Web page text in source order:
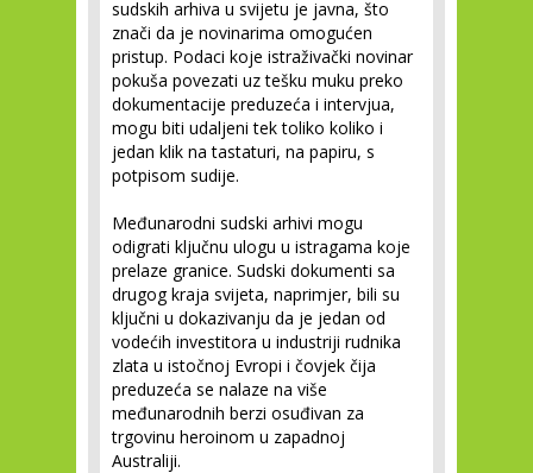
sudskih arhiva u svijetu je javna, što
znači da je novinarima omogućen
pristup. Podaci koje istraživački novinar
pokuša povezati uz tešku muku preko
dokumentacije preduzeća i intervjua,
mogu biti udaljeni tek toliko koliko i
jedan klik na tastaturi, na papiru, s
potpisom sudije.
Međunarodni sudski arhivi mogu
odigrati ključnu ulogu u istragama koje
prelaze granice. Sudski dokumenti sa
drugog kraja svijeta, naprimjer, bili su
ključni u dokazivanju da je jedan od
vodećih investitora u industriji rudnika
zlata u istočnoj Evropi i čovjek čija
preduzeća se nalaze na više
međunarodnih berzi osuđivan za
trgovinu heroinom u zapadnoj
Australiji.